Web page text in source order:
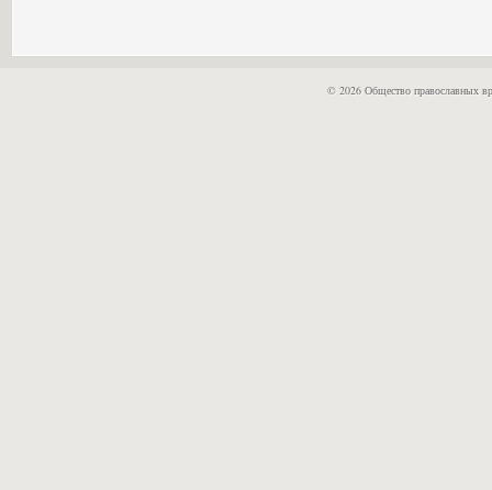
© 2026 Общество православных